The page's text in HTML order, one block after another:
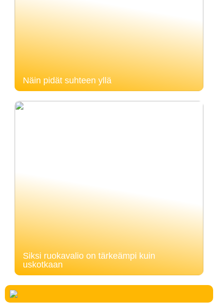
Näin pidät suhteen yllä
Siksi ruokavalio on tärkeämpi kuin
uskotkaan